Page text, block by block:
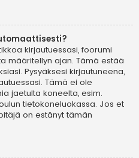
kirjautuessasi, foorumi
määritellyn ajan. Tämä estää
Pysyäksesi kirjautuneena,
Tämä ei ole
jaetulta koneelta, esim.
tietokoneluokassa. Jos et
on estänyt tämän